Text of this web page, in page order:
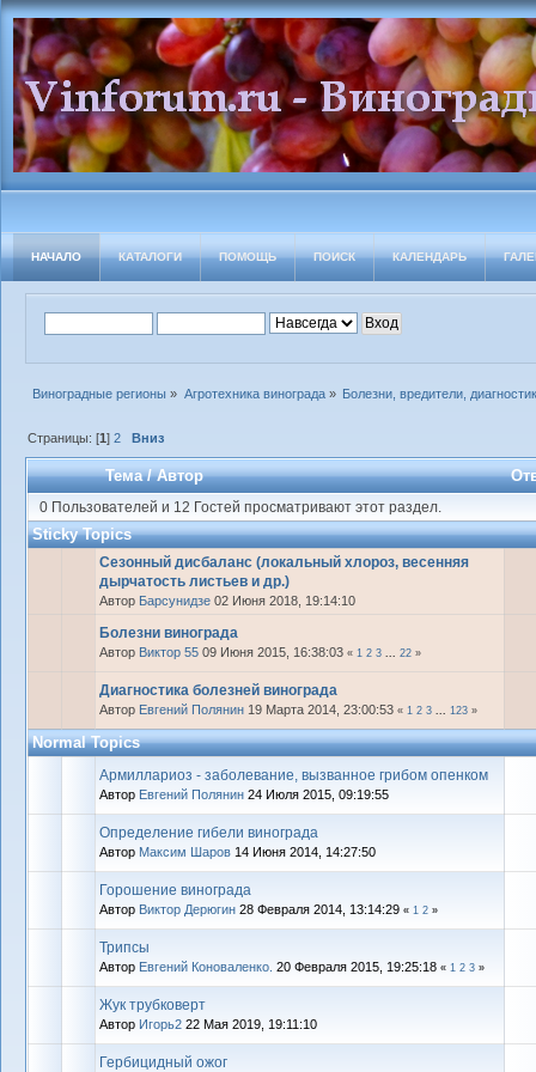
НАЧАЛО КАТАЛОГИ ПОМОЩЬ ПОИСК КАЛЕНДАРЬ
Виноградные регионы » Агротехника винограда» Болезни, вредители,
Страницы: [1]2 Вниз
Тема/Автор
0 Пользователей и 12 Гостей просматривают этот раздел.
Sticky Topics
Сезонный дисбаланс (локальный хлороз, весенняя
дырчатость листьев и др.)
Автор Барсунидзе 02 Июня 2018, 19:14:10
Болезни винограда
Автор Виктор 55 09 Июня 2015, 16:38:03 « 1 2 3 22 »
Диагностика болезней винограда
Автор Евгений Полянин 19 Марта 2014, 23:00:53 « 1 2 3 123 »
Normal Topics
Армиллариоз - заболевание, вызванное грибом опенком
Автор Евгений Полянин 24 Июля 2015, 09:19:55
Определение гибели винограда
Автор Максим Шаров 14 Июня 2014, 14:27:50
Горошение винограда
Автор Виктор Дерюгин 28 Февраля 2014, 13:14:29 « 1 2 »
Трипсы
Автор Евгений Коноваленко. 20 Февраля 2015, 19:25:18 « 1 2 3 »
Жук трубковерт
Автор Игорь2 22 Мая 2019, 19:11:10
Гербицидный ожог